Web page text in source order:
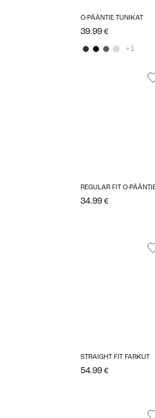
O-PÄÄNTIE TUNIKAT
39.99 €
+1
34.99 €
STRAIGHT FIT FARKUT
54.99 €